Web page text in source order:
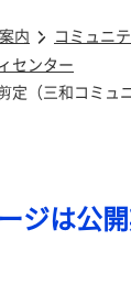
内
コミュニ
センター
（三和コミュ
ジは公開